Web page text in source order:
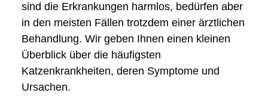
sind die Erkrankungen harmlos, bedürfen aber
in den meisten Fällen trotzdem einer ärztlichen
Behandlung. Wir geben Ihnen einen kleinen
Überblick über die häufigsten
Katzenkrankheiten, deren Symptome und
Ursachen.